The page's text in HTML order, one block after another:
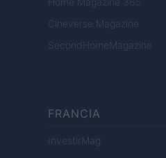
Cineverse Magazine
SecondHomeMagazine
FRANCIA
InvestirMag